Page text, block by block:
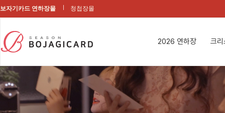
보자기카드 연하장몰 청첩장몰
2026 연하장 크